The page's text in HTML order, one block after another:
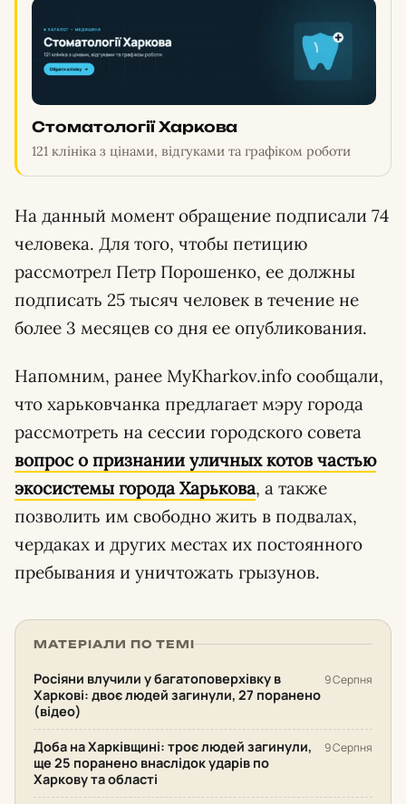
Стоматології Харкова
121 клініка з цінами, відгуками та графіком роботи
На данный момент обращение подписали 74
человека. Для того, чтобы петицию
рассмотрел Петр Порошенко, ее должны
подписать 25 тысяч человек в течение не
более 3 месяцев со дня ее опубликования.
Напомним, ранее MyKharkov.info сообщали,
что харьковчанка предлагает мэру города
рассмотреть на сессии городского совета
вопрос о признании уличных котов частью
экосистемы города Харькова, а также
позволить им свободно жить в подвалах,
чердаках и других местах их постоянного
пребывания и уничтожать грызунов.
МАТЕРІАЛИ ПО ТЕМІ
Росіяни влучили у багатоповерхівку в
Харкові: двоє людей загинули, 27 поранено
(відео)
9 Серпня
Доба на Харківщині: троє людей загинули,
ще 25 поранено внаслідок ударів по
Харкову та області
9 Серпня